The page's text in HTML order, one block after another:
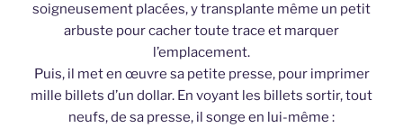
soigneusement placées, y transplante même un petit
arbuste pour cacher toute trace et marquer
l’emplacement.
Puis, il met en œuvre sa petite presse, pour imprimer
mille billets d’un dollar. En voyant les billets sortir, tout
neufs, de sa presse, il songe en lui-même :